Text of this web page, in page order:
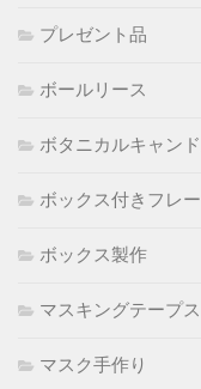
プレゼント品
ボールリース
ボタニカルキャン
ボックス付きフレ
ボックス製作
マスキングテープ
マスク手作り